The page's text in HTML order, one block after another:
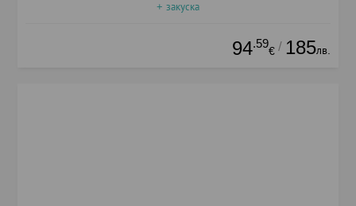
+ закуска
94.59
€ / 185лв.